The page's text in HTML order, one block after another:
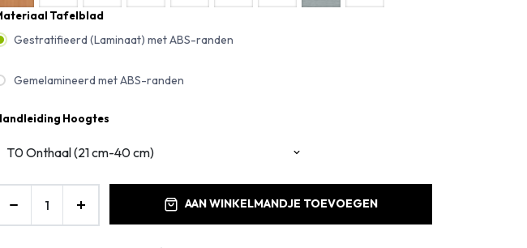
Tafelblad
Gestratifieerd (Laminaat) met ABS-randen
Gemelamineerd met ABS-randen
Hoogtes
AAN WINKELMANDJE TOEVOEGEN